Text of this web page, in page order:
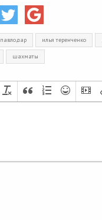
павлодар илья теренченко
шахматы